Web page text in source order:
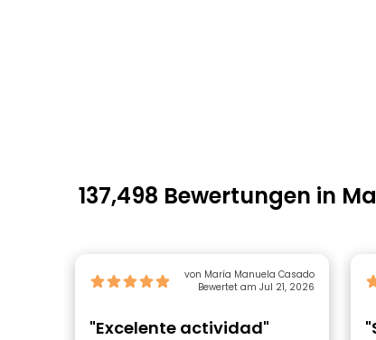
137,498 Bewertungen in
von María Manuela Casado
Bewertet am Jul 21, 2026
"Excelente actividad"